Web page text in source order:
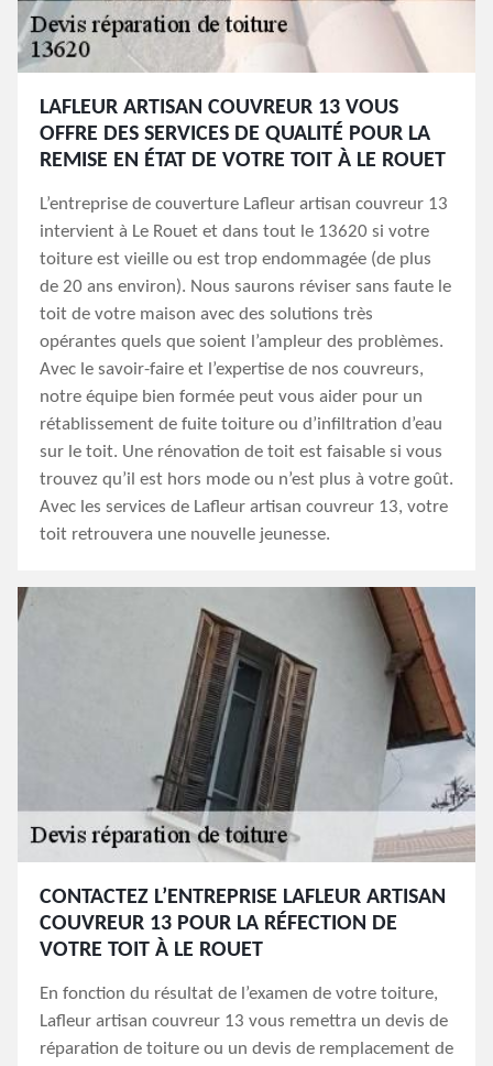
LAFLEUR ARTISAN COUVREUR 13 VOUS
OFFRE DES SERVICES DE QUALITÉ POUR LA
REMISE EN ÉTAT DE VOTRE TOIT À LE ROUET
L’entreprise de couverture Lafleur artisan couvreur 13
intervient à Le Rouet et dans tout le 13620 si votre
toiture est vieille ou est trop endommagée (de plus
de 20 ans environ). Nous saurons réviser sans faute le
toit de votre maison avec des solutions très
opérantes quels que soient l’ampleur des problèmes.
Avec le savoir-faire et l’expertise de nos couvreurs,
notre équipe bien formée peut vous aider pour un
rétablissement de fuite toiture ou d’infiltration d’eau
sur le toit. Une rénovation de toit est faisable si vous
trouvez qu’il est hors mode ou n’est plus à votre goût.
Avec les services de Lafleur artisan couvreur 13, votre
toit retrouvera une nouvelle jeunesse.
CONTACTEZ L’ENTREPRISE LAFLEUR ARTISAN
COUVREUR 13 POUR LA RÉFECTION DE
VOTRE TOIT À LE ROUET
En fonction du résultat de l’examen de votre toiture,
Lafleur artisan couvreur 13 vous remettra un devis de
réparation de toiture ou un devis de remplacement de